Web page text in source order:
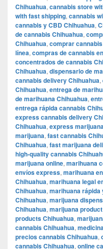
Chihuahua, cannabis store
with fast shipping, cannabis
cannabis y CBD Chihuahua,
de cannabis Chihuahua,
Chihuahua, comprar
línea, compras de cannabis
concentrados de cannabis
Chihuahua, dispensario de
cannabis delivery Chihuahua,
Chihuahua, entrega de
de marihuana Chihuahua,
entrega rápida cannabis
express cannabis delivery
Chihuahua, express
marijuana, fast cannabis
Chihuahua, fast marijuana
high-quality cannabis
marijuana online, marihuana
envíos express, marihuana
Chihuahua, marihuana legal
Chihuahua, marihuana rápida
Chihuahua, marijuana
Chihuahua, marijuana
products Chihuahua,
cannabis Chihuahua,
precios cannabis Chihuahua,
cannabis Chihuahua, online